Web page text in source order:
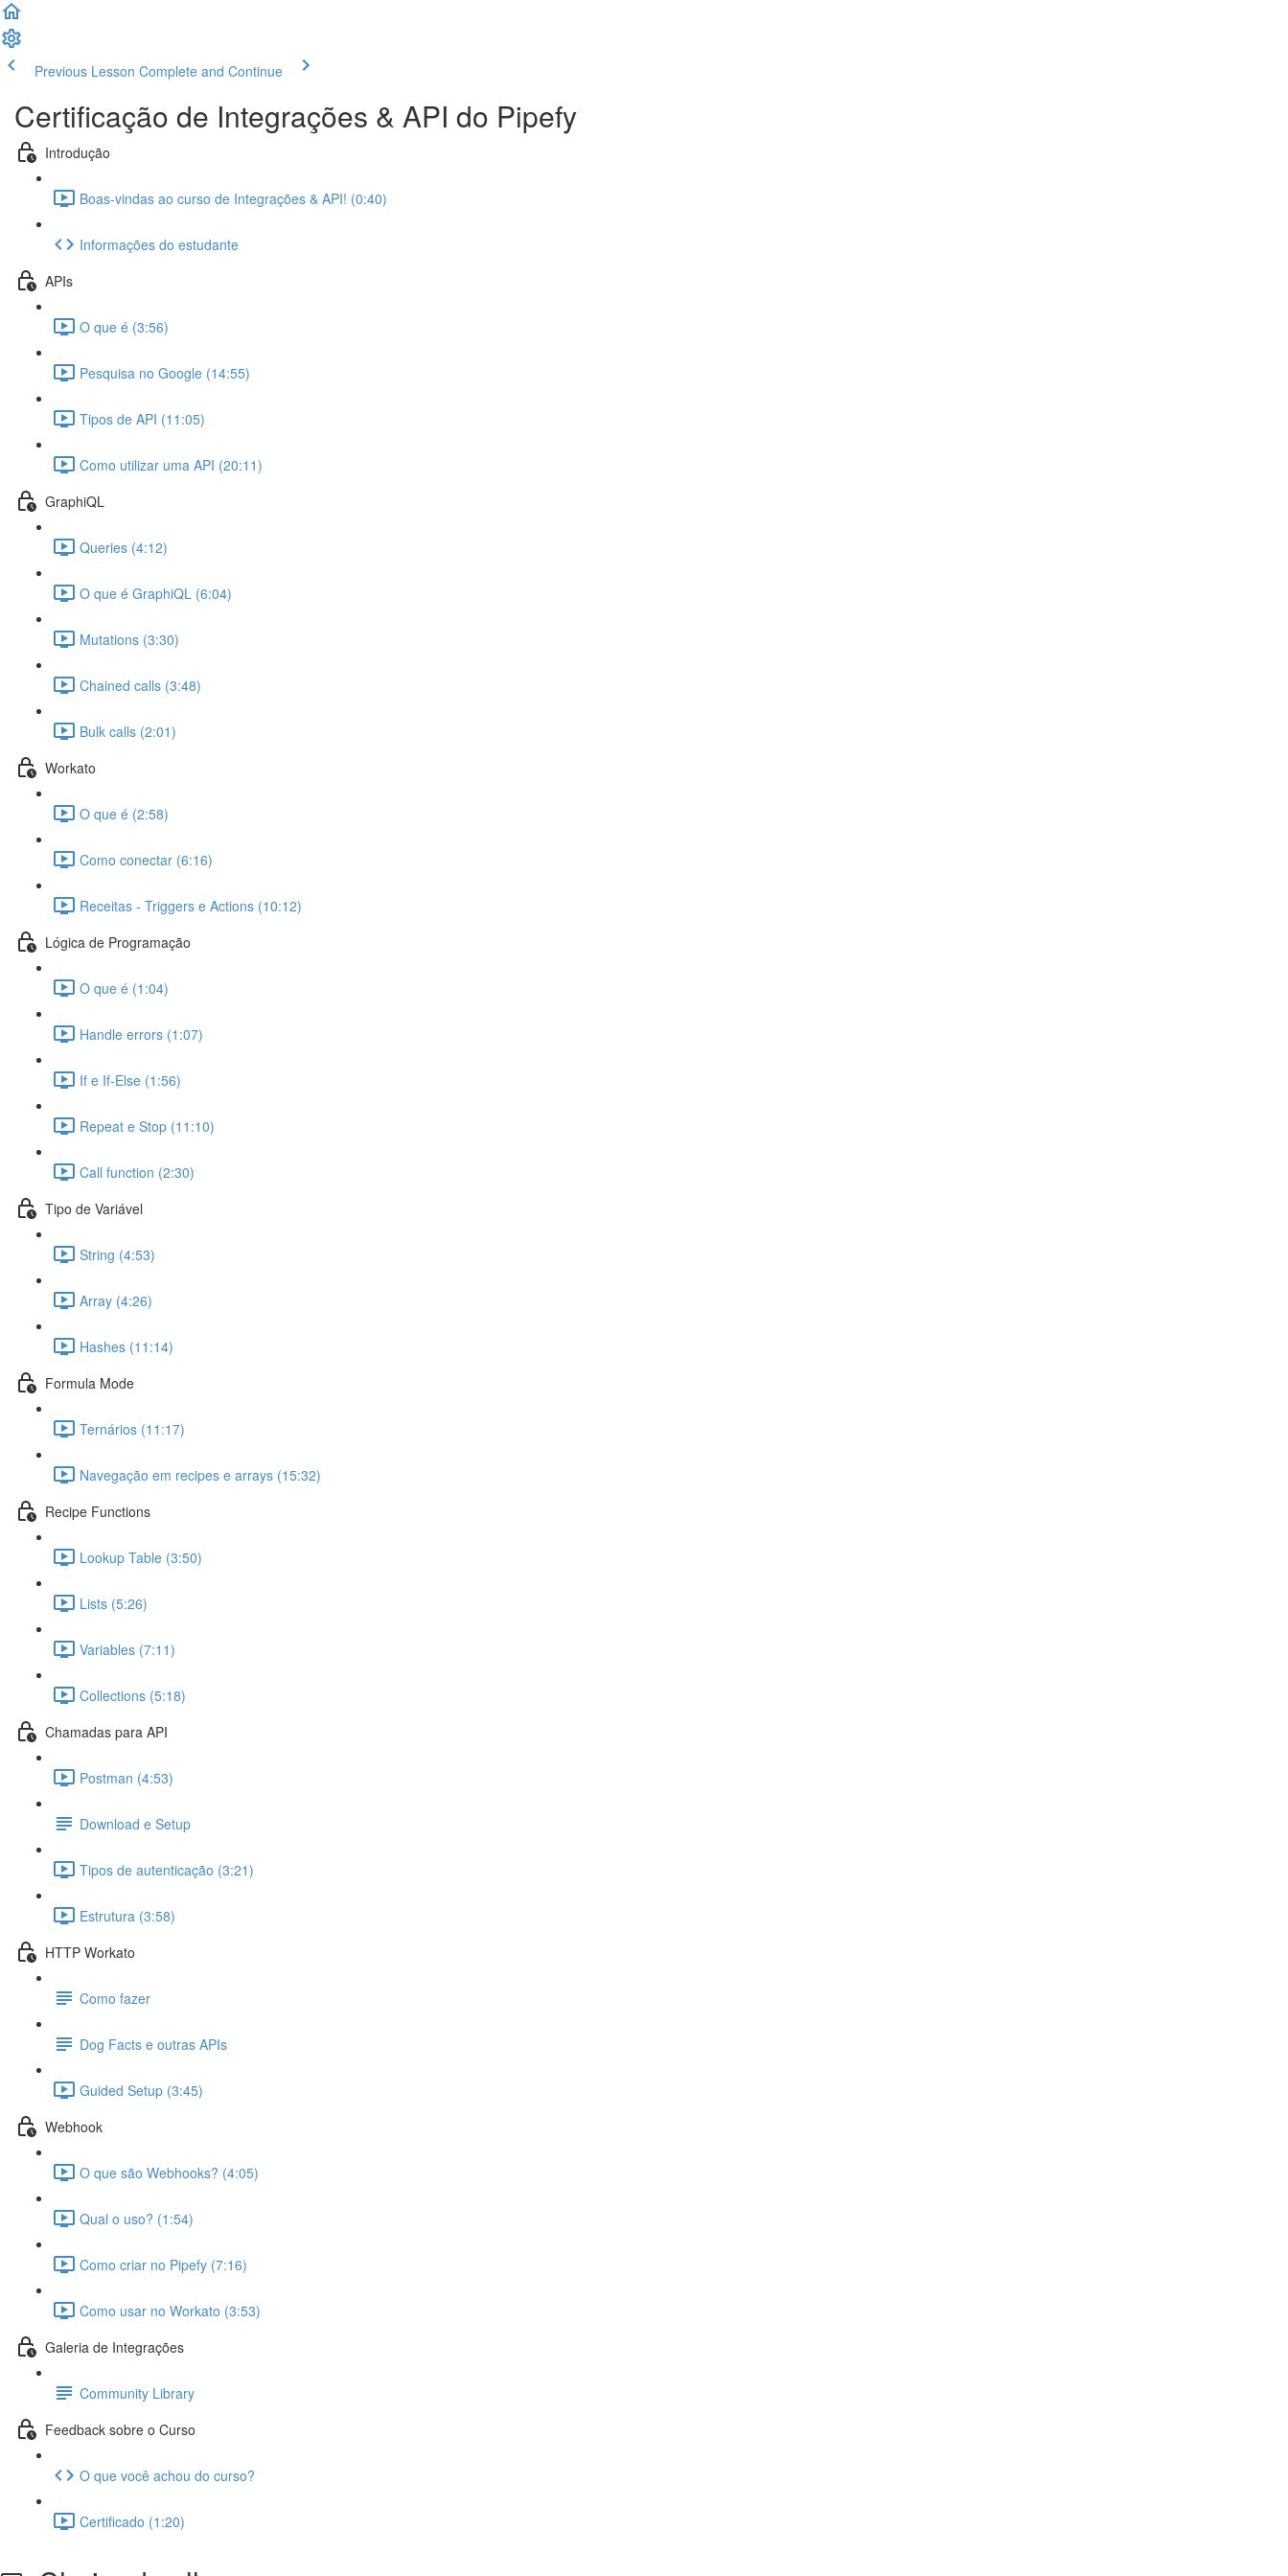
Previous Lesson Complete and Continue
Certificação de Integrações & API do Pipefy
Introdução
Boas-vindas ao curso de Integrações & API! (0:40)
Informações do estudante
APIs
O que é (3:56)
Pesquisa no Google (14:55)
Tipos de API (11:05)
Como utilizar uma API (20:11)
GraphiQL
Queries (4:12)
O que é GraphiQL (6:04)
Mutations (3:30)
Chained calls (3:48)
Bulk calls (2:01)
Workato
O que é (2:58)
Como conectar (6:16)
Receitas - Triggers e Actions (10:12)
Lógica de Programação
O que é (1:04)
Handle errors (1:07)
If e If-Else (1:56)
Repeat e Stop (11:10)
Call function (2:30)
Tipo de Variável
String (4:53)
Array (4:26)
Hashes (11:14)
Formula Mode
Ternários (11:17)
Navegação em recipes e arrays (15:32)
Recipe Functions
Lookup Table (3:50)
Lists (5:26)
Variables (7:11)
Collections (5:18)
Chamadas para API
Postman (4:53)
Download e Setup
Tipos de autenticação (3:21)
Estrutura (3:58)
HTTP Workato
Como fazer
Dog Facts e outras APIs
Guided Setup (3:45)
Webhook
O que são Webhooks? (4:05)
Qual o uso? (1:54)
Como criar no Pipefy (7:16)
Como usar no Workato (3:53)
Galeria de Integrações
Community Library
Feedback sobre o Curso
O que você achou do curso?
Certificado (1:20)